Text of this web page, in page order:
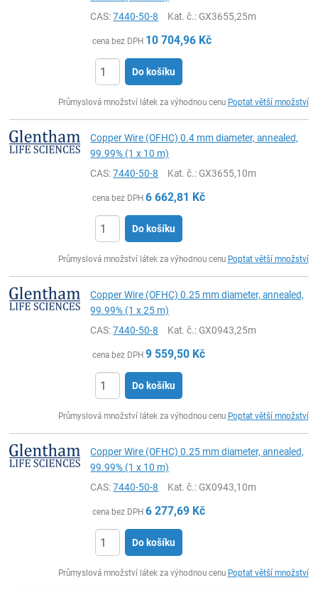
CAS:7440-50-8 Kat. č.: GX3655,25m
cena bez DPH 10 704,96 Kč
Do košíku
Průmyslová množství látek za výhodnou cenu Poptat větší množství
Copper Wire (OFHC) 0.4 mm diameter, annealed,
99.99% (1 x 10 m)
CAS:7440-50-8 Kat. č.: GX3655,10m
cena bez DPH 6 662,81 Kč
Do košíku
Průmyslová množství látek za výhodnou cenu Poptat větší množství
Copper Wire (OFHC) 0.25 mm diameter, annealed,
99.99% (1 x 25 m)
CAS:7440-50-8 Kat. č.: GX0943,25m
cena bez DPH 9 559,50 Kč
Do košíku
Průmyslová množství látek za výhodnou cenu Poptat větší množství
Copper Wire (OFHC) 0.25 mm diameter, annealed,
99.99% (1 x 10 m)
CAS:7440-50-8 Kat. č.: GX0943,10m
cena bez DPH 6 277,69 Kč
Do košíku
Průmyslová množství látek za výhodnou cenu Poptat větší množství